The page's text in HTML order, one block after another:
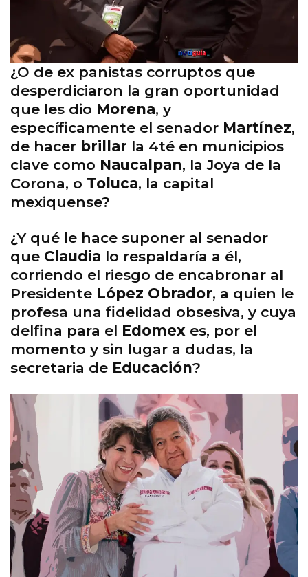
¿O de ex panistas corruptos que
desperdiciaron la gran oportunidad
que les dio Morena, y
específicamente el senador Martínez,
de hacer brillar la 4té en municipios
clave como Naucalpan, la Joya de la
Corona, o Toluca, la capital
mexiquense?
¿Y qué le hace suponer al senador
que Claudia lo respaldaría a él,
corriendo el riesgo de encabronar al
Presidente López Obrador, a quien le
profesa una fidelidad obsesiva, y cuya
delfina para el Edomex es, por el
momento y sin lugar a dudas, la
secretaria de Educación?